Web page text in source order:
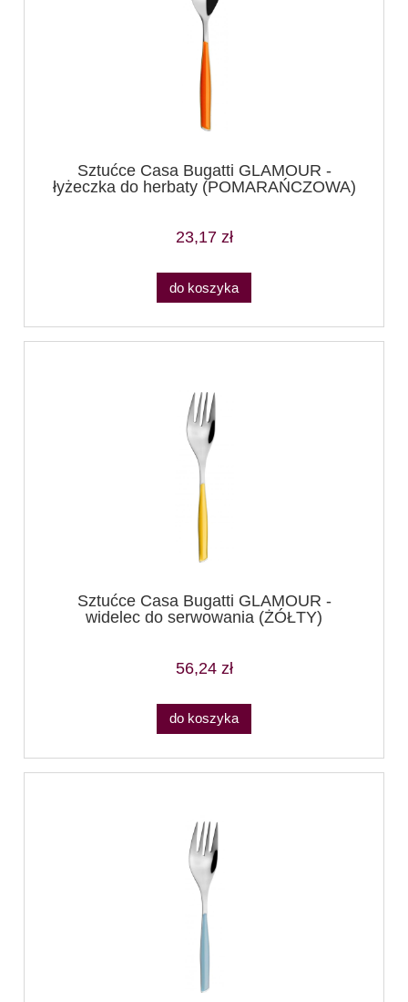
Sztućce Casa Bugatti GLAMOUR -
łyżeczka do herbaty (POMARAŃCZOWA)
23,17 zł
do koszyka
Sztućce Casa Bugatti GLAMOUR -
widelec do serwowania (ŻÓŁTY)
56,24 zł
do koszyka